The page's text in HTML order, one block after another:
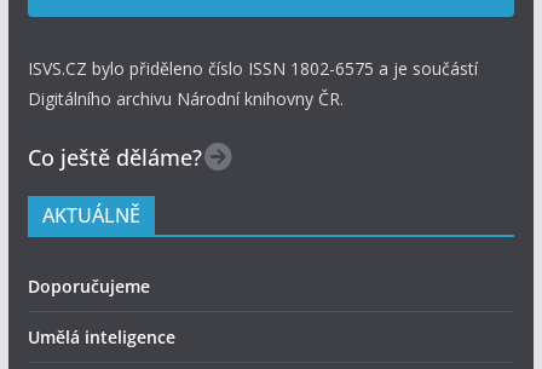
ISVS.CZ bylo přiděleno číslo ISSN 1802-6575 a je součástí
Digitálního archivu Národní knihovny ČR.
Co ještě děláme?
AKTUÁLNĚ
Doporučujeme
Umělá inteligence